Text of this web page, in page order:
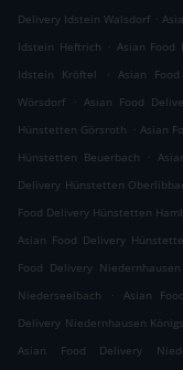
Delivery Idstein Walsdorf .
Idstein Heftrich . Asian Food
Idstein Kröftel
. Asian
Wörsdorf
. Asian Food
Hünstetten Görsroth . Asian
Hünstetten Beuerbach
.
Delivery Hünstetten
Food Delivery Hünstetten
Asian Food Delivery
Food Delivery
Niederseelbach
. Asian
Delivery Niedernhausen
Asian Food Delivery